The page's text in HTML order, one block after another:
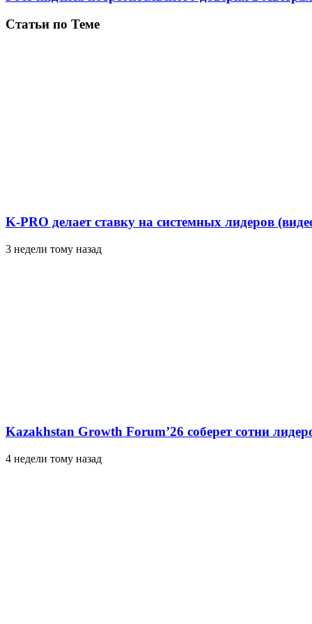
Статьи по Теме
K-PRO делает ставку на системных лидеров
3 недели тому назад
Kazakhstan Growth Forum’26 соберет сотни
4 недели тому назад